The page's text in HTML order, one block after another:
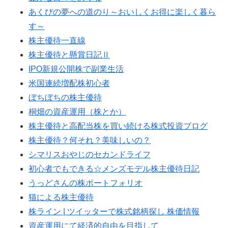
あくびの夢への道のり～おいしくお得に楽しく暮ら
す～
株主優待一直線
株主優待と懸賞日記Ⅱ
IPO新規公開株で副業生活
米国連続増配株初心者
ぼちぼちの株主優待
桐畑の資産運用（株とか）
株主優待と高配当株を買い続ける株式投資ブログ
株主優待？何それ？美味しいの？
シマリスおやじのセカンドライフ
初心者でもできる☆メンズモデル株主優待日記
うっどさんの株ポートフォリオ
猫による株主優待
株ライン | ツイッターで株式銘柄探し 株価情報
資産運用にて経済的自由を目指して